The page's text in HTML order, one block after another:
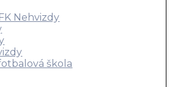
Nehvizdy
škola